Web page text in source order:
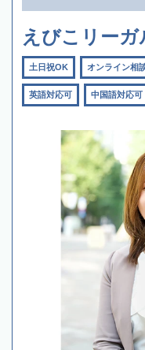
えびこリー
土日祝OK オンライン相
英語対応可 中国語対応可